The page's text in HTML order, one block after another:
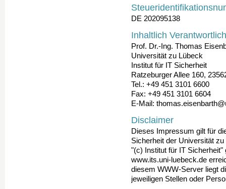
DE 202095138
Inhaltlich
Prof. Dr.-Ing. Thomas
Universität zu Lübeck
Institut für IT Sicherheit
Ratzeburger Allee 160,
Tel.: +49 451 3101 6600
Fax: +49 451 3101 6604
E-Mail:
Disclaimer
Dieses Impressum gilt für
Sicherheit der Universität
"(c) Institut für IT
www.its.uni-luebeck.de
diesem WWW-Server liegt
jeweiligen Stellen oder